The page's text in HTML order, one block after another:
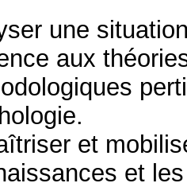
une
aux
et
et